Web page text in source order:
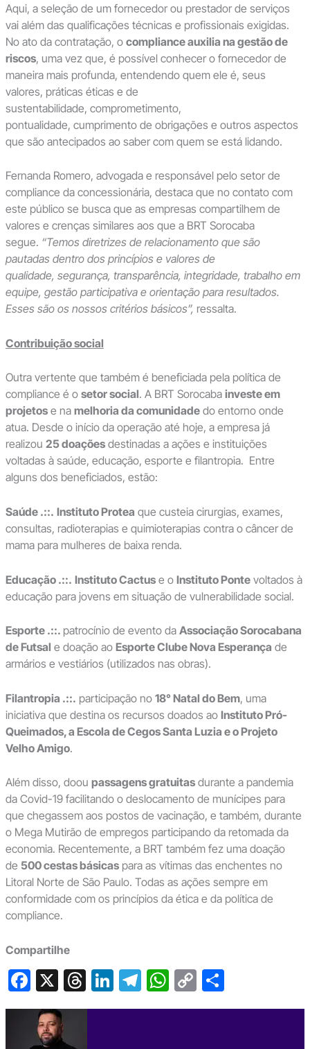
Aqui, a seleção de um fornecedor ou prestador de serviços
vai além das qualificações técnicas e profissionais exigidas.
No ato da contratação, o compliance auxilia na gestão de
riscos, uma vez que, é possível conhecer o fornecedor de
maneira mais profunda, entendendo quem ele é, seus
valores, práticas éticas e de
sustentabilidade, comprometimento,
pontualidade, cumprimento de obrigações e outros aspectos
que são antecipados ao saber com quem se está lidando.
Fernanda Romero, advogada e responsável pelo setor de
compliance da concessionária, destaca que no contato com
este público se busca que as empresas compartilhem de
valores e crenças similares aos que a BRT Sorocaba
segue. “Temos diretrizes de relacionamento que são
pautadas dentro dos princípios e valores de
qualidade, segurança, transparência, integridade, trabalho em
equipe, gestão participativa e orientação para resultados.
Esses são os nossos critérios básicos”, ressalta.
Contribuição social
Outra vertente que também é beneficiada pela política de
compliance é o setor social. A BRT Sorocaba investe em
projetose na melhoria da comunidadedo entorno onde
atua. Desde o início da operação até hoje, a empresa já
realizou 25 doaçõesdestinadas a ações e instituições
voltadas à saúde, educação, esporte e filantropia. Entre
alguns dos beneficiados, estão:
Saúde .::. Instituto Protea que custeia cirurgias, exames,
consultas, radioterapias e quimioterapias contra o câncer de
mama para mulheres de baixa renda.
Educação .::. Instituto Cactuse o Instituto Pontevoltados à
educação para jovens em situação de vulnerabilidade social.
Esporte .::. patrocínio de evento da Associação Sorocabana
de Futsal e doação ao Esporte Clube Nova Esperança de
armários e vestiários (utilizados nas obras).
Filantropia .::. participação no 18° Natal do Bem, uma
iniciativa que destina os recursos doados ao Instituto Pró-
Queimados, a Escola de Cegos Santa Luzia e o Projeto
Velho Amigo.
Além disso, doou passagens gratuitasdurante a pandemia
da Covid-19 facilitando o deslocamento de munícipes para
que chegassem aos postos de vacinação, e também, durante
o Mega Mutirão de empregos participando da retomada da
economia. Recentemente, a BRT também fez uma doação
de 500 cestas básicaspara as vítimas das enchentes no
Litoral Norte de São Paulo. Todas as ações sempre em
conformidade com os princípios da ética e da política de
compliance.
Compartilhe
F
a
c
X T
hr
Li
n
T
el
W
h
C
o
S
h